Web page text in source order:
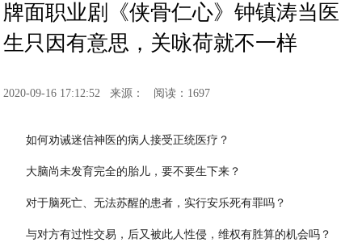
牌面职业剧《侠骨仁心》钟镇涛当医
生只因有意思，关咏荷就不一样
2020-09-16 17:12:52 来源： 阅读：1697
如何劝诫迷信神医的病人接受正统医疗？
大脑尚未发育完全的胎儿，要不要生下来？
对于脑死亡、无法苏醒的患者，实行安乐死有罪吗？
与对方有过性交易，后又被此人性侵，维权有胜算的机会吗？